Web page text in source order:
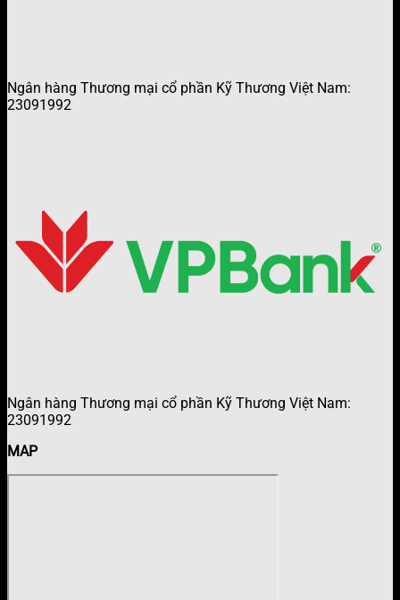
Ngân hàng Thương mại cổ phần Kỹ Thương Việt Nam:
23091992
Ngân hàng Thương mại cổ phần Kỹ Thương Việt Nam:
23091992
MAP